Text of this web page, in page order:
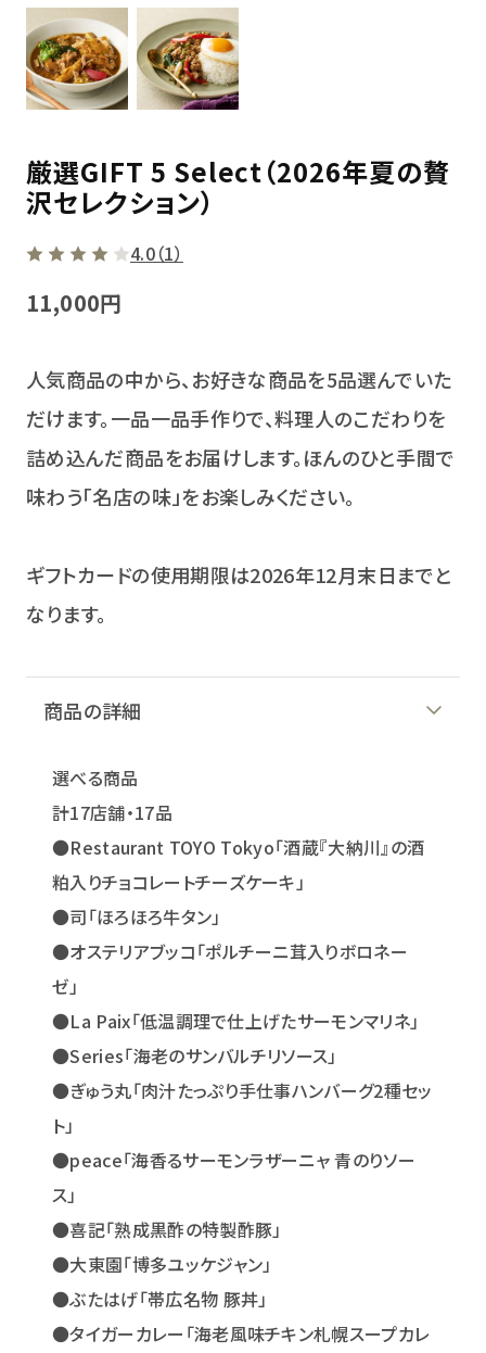
厳選GIFT 5 Select（2026年夏の贅
沢セレクション）
4.0（1）
11,000円
人気商品の中から、お好きな商品を5品選んでいた
だけます。一品一品手作りで、料理人のこだわりを
詰め込んだ商品をお届けします。ほんのひと手間で
味わう「名店の味」をお楽しみください。
ギフトカードの使用期限は2026年12月末日までと
なります。
商品の詳細
選べる商品
計17店舗・17品
●Restaurant TOYO Tokyo「酒蔵『大納川』の酒
粕入りチョコレートチーズケーキ」
●司「ほろほろ牛タン」
●オステリアブッコ「ポルチーニ茸入りボロネー
ゼ」
●La Paix「低温調理で仕上げたサーモンマリネ」
●Series「海老のサンバルチリソース」
●ぎゅう丸「肉汁たっぷり手仕事ハンバーグ2種セッ
ト」
●peace「海香るサーモンラザーニャ 青のりソー
ス」
●喜記「熟成黒酢の特製酢豚」
●大東園「博多ユッケジャン」
●ぶたはげ「帯広名物 豚丼」
●タイガーカレー「海老風味チキン札幌スープカレ